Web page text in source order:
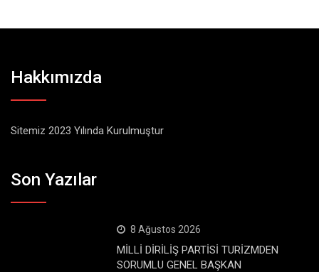
Hakkımızda
Sitemiz 2023 Yılında Kurulmuştur
Son Yazılar
8 Ağustos 2026
MİLLİ DİRİLİŞ PARTİSİ TURİZMDEN
SORUMLU GENEL BAŞKAN